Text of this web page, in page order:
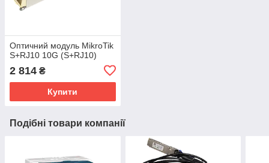
Оптичний модуль MikroTik
S+RJ10 10G (S+RJ10)
2 814 ₴
Купити
Подібні товари компанії